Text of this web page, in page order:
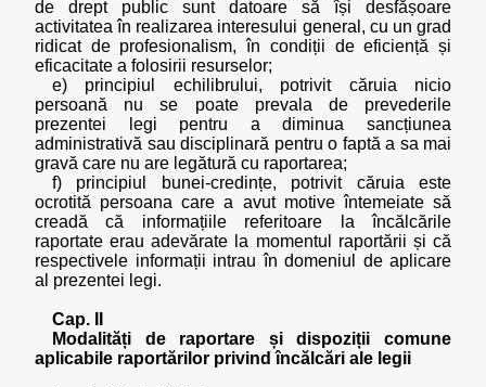
de drept public sunt datoare să își desfășoare
activitatea în realizarea interesului general, cu un grad
ridicat de profesionalism, în condiții de eficiență și
eficacitate a folosirii resurselor;
e) principiul echilibrului, potrivit căruia nicio
persoană nu se poate prevala de prevederile
prezentei legi pentru a diminua sancțiunea
administrativă sau disciplinară pentru o faptă a sa mai
gravă care nu are legătură cu raportarea;
f) principiul bunei-credințe, potrivit căruia este
ocrotită persoana care a avut motive întemeiate să
creadă că informațiile referitoare la încălcările
raportate erau adevărate la momentul raportării și că
respectivele informații intrau în domeniul de aplicare
al prezentei legi.
Cap. II
Modalități de raportare și dispoziții comune
aplicabile raportărilor privind încălcări ale legii